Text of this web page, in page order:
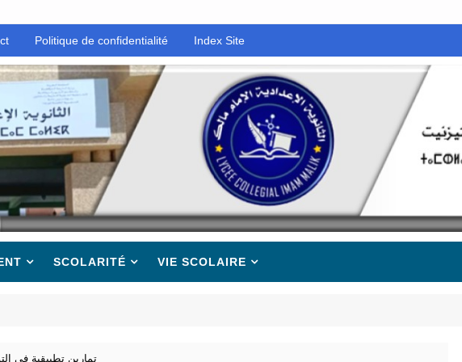
Politique de confidentialité Index Site
SCOLARITÉ VIE SCOLAIRE
تمارين تطبيقية في